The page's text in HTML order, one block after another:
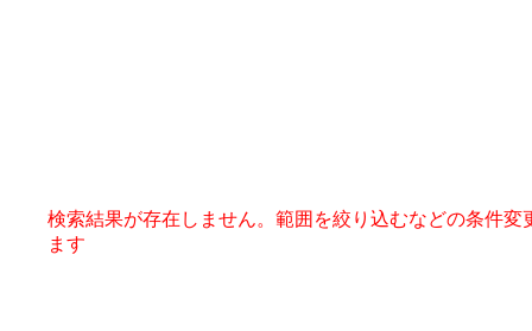
検索結果が存在しません。範囲を絞り込むなどの条件変
ます